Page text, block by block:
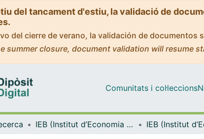
del tancament d'estiu, la validació de
del cierre de verano, la validación de
summer closure, document validation will resume
Comunitats i col·leccions
IEB (Institut d’Economia de Barcelona)